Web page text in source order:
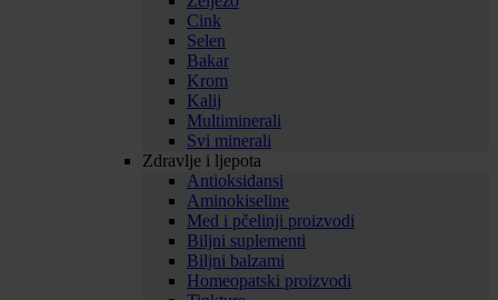
Cink
Selen
Bakar
Krom
Kalij
Multiminerali
Svi minerali
Zdravlje i ljepota
Antioksidansi
Aminokiseline
Med i pčelinji proizvodi
Biljni suplementi
Biljni balzami
Homeopatski proizvodi